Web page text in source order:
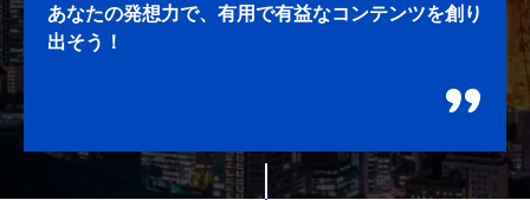
あなたの発想力で、有用で有益なコンテンツを創り
出そう！